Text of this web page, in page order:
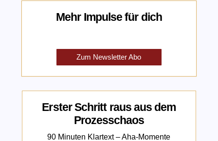
Mehr Impulse für dich
Zum Newsletter Abo
Erster Schritt raus aus dem
Prozesschaos
90 Minuten Klartext – Aha-Momente